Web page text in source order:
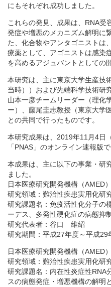
にもそれぞれ成功しました。
これらの発見、成果は、RNA受
発症や増悪のメカニズム解明に
た、化合物やアンタゴニストは
療薬として、アゴニストは感染
を高めるアジュバントとしての
本研究は、主に東京大学生産技
当時））および先端科学技術研
山本一彦チームリーダー（理化
ー）、藤尾圭志教授（東京大学
との共同で行ったものです。
本研究成果は、2019年11月4日
「PNAS」のオンライン速報版
本成果は、主に以下の事業・研
ました。
日本医療研究開発機構（AMED）
研究領域：難治性疾患実用化研
研究課題名：免疫活性化分子の
ーデス、多発性硬化症の病態抑
研究代表者：谷口 維紹
研究期間：平成27年度～平成29
日本医療研究開発機構（AMED）
研究領域：難治性疾患実用化研
研究課題名：内在性炎症性RNA
スの病態発症・増悪機構の解明